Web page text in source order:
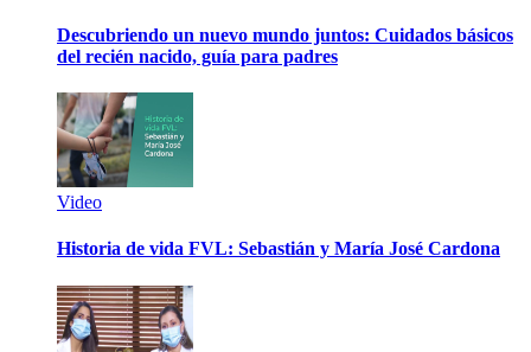
Descubriendo un nuevo mundo juntos: Cuidados básicos
del recién nacido, guía para padres
Video
Historia de vida FVL: Sebastián y María José Cardona